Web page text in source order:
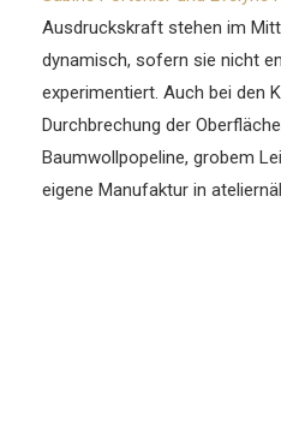
Ausdruckskraft stehen im
dynamisch, sofern sie nicht
experimentiert. Auch bei den
Durchbrechung der
Baumwollpopeline, grobem
eigene Manufaktur in